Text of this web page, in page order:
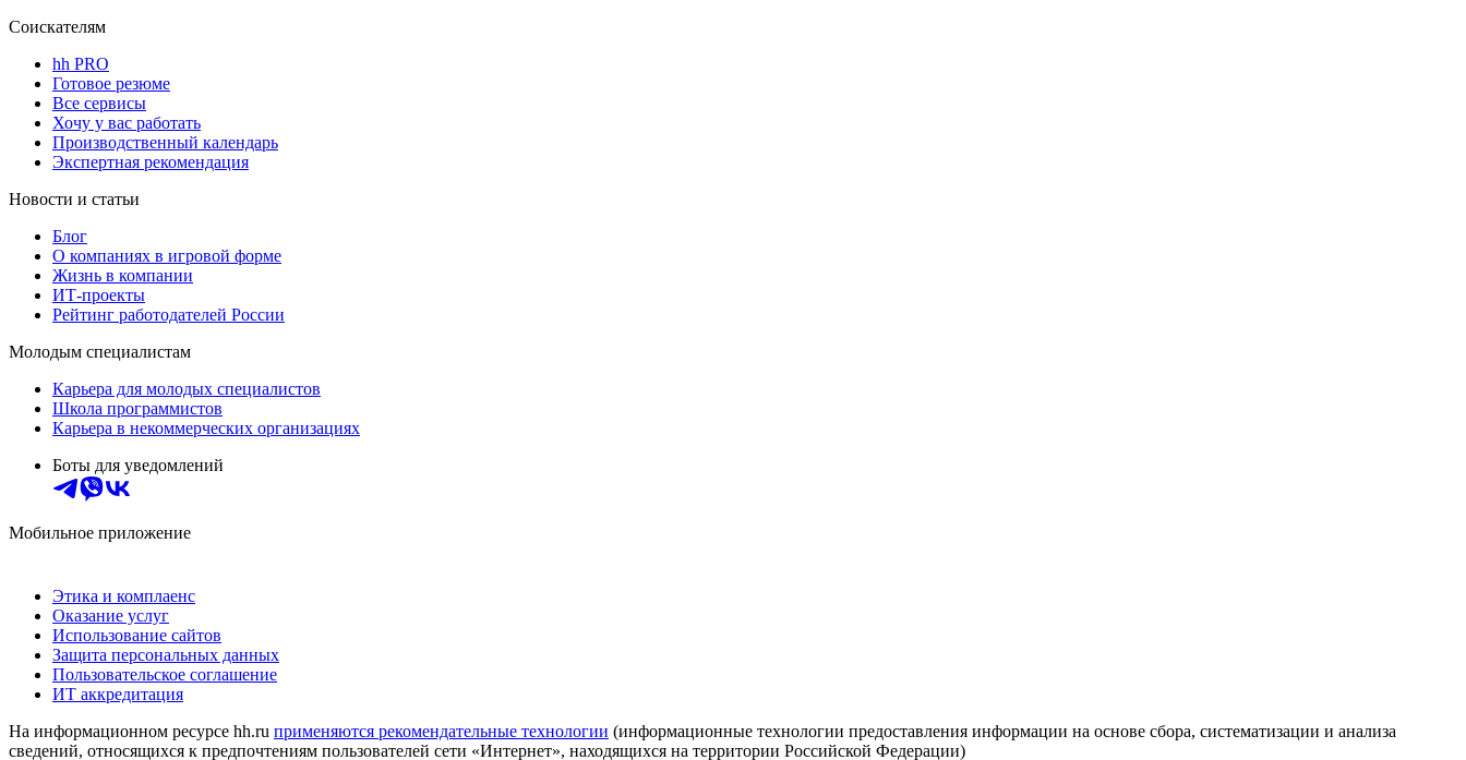
Соискателям
hh PRO
Готовое резюме
Все сервисы
Хочу у вас работать
Производственный календарь
Экспертная рекомендация
Новости и статьи
Блог
О компаниях в игровой форме
Жизнь в компании
ИТ-проекты
Рейтинг работодателей России
Молодым специалистам
Карьера для молодых специалистов
Школа программистов
Карьера в некоммерческих организациях
Боты для уведомлений
Мобильное приложение
Этика и комплаенс
Оказание услуг
Использование сайтов
Защита персональных данных
Пользовательское соглашение
ИТ аккредитация
На информационном ресурсе hh.ru применяются рекомендательные технологии (информационные технологии предоставления информации на основе сбора, систематизации и анализа
сведений, относящихся к предпочтениям пользователей сети «Интернет», находящихся на территории Российской Федерации)